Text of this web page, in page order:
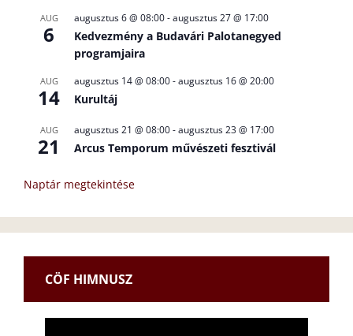
AUG
6
augusztus 6 @ 08:00-augusztus 27 @ 17:00
Kedvezmény a Budavári Palotanegyed
programjaira
AUG
14
augusztus 14 @ 08:00-augusztus 16 @ 20:00
Kurultáj
AUG
21
augusztus 21 @ 08:00-augusztus 23 @ 17:00
Arcus Temporum művészeti fesztivál
Naptár megtekintése
CÖF HIMNUSZ